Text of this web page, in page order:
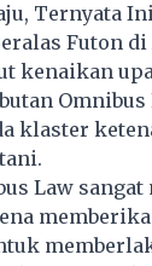
Ternyata
Futon
kenaikan
Omnibus
klaster
Law